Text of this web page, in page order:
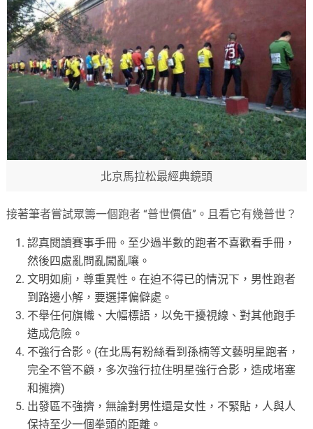
北京馬拉松最經典鏡頭
接著筆者嘗試眾籌一個跑者 “普世價值”。且看它有幾普世？
認真閱讀賽事手冊。至少過半數的跑者不喜歡看手冊，
然後四處亂問亂闖亂嚷。
文明如廁，尊重異性。在迫不得已的情況下，男性跑者
到路邊小解，要選擇偏僻處。
不舉任何旗幟、大幅標語，以免干擾視線、對其他跑手
造成危險。
不強行合影。(在北馬有粉絲看到孫楠等文藝明星跑者，
完全不管不顧，多次強行拉住明星強行合影，造成堵塞
和擁擠)
出發區不強擠，無論對男性還是女性，不緊貼，人與人
保持至少一個拳頭的距離。